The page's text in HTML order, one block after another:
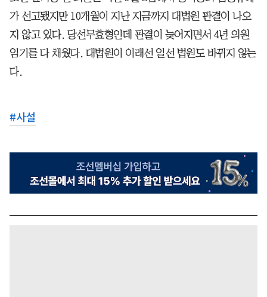
가 선고됐지만 10개월이 지난 지금까지 대법원 판결이 나오
지 않고 있다. 당선무효형인데 판결이 늦어지면서 4년 의원
임기를 다 채웠다. 대법원이 이래선 일선 법원도 바뀌지 않는
다.
#사설